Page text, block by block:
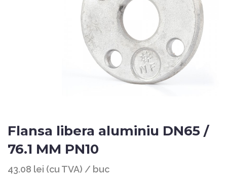
Flansa libera aluminiu DN65 /
76.1 MM PN10
43.08 lei (cu TVA) / buc